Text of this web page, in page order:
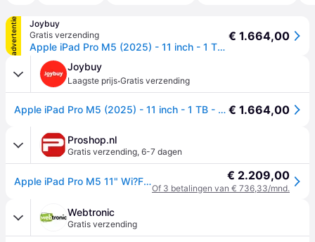
advertentie
Joybuy
Gratis verzending
Apple iPad Pro M5 (2025) - 11 inch - 1 TB - Wi-Fi - Space Zwart
€ 1.664,00
Joybuy
Laagste prijs·Gratis verzending
Apple iPad Pro M5 (2025) - 11 inch - 1 TB - Wi-Fi - Space Zwart € 1.664,00
Proshop.nl
Gratis verzending, 6-7 dagen
Apple iPad Pro M5 11" Wi?Fi 1TB with standard glass - Space Black € 2.209,00
Of 3 betalingen van € 736,33/mnd.
Webtronic
Gratis verzending